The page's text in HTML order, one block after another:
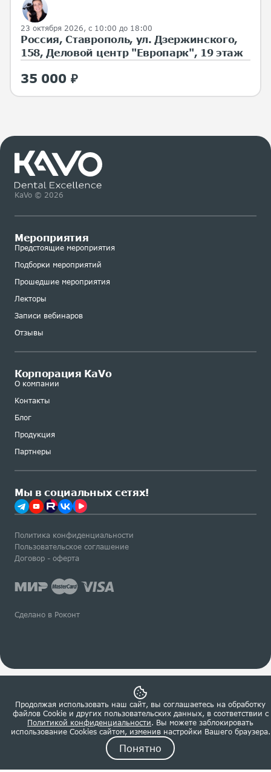
23 октября 2026, с 10:00 до 18:00
Россия, Ставрополь, ул. Дзержинского,
158, Деловой центр "Европарк", 19 этаж
35 000 ₽
KaVo © 2026
Мероприятия
Предстоящие мероприятия
Подборки мероприятий
Прошедшие мероприятия
Лекторы
Записи вебинаров
Отзывы
Корпорация KaVo
О компании
Контакты
Блог
Продукция
Партнеры
Мы в социальных сетях!
Политика конфиденциальности
Пользовательское соглашение
Договор - оферта
Сделано в Роконт
Продолжая использовать наш сайт, вы соглашаетесь на обработку
файлов Сookie и других пользовательских данных, в соответствии с
Политикой конфиденциальности. Вы можете заблокировать
использование Cookies сайтом, изменив настройки Вашего браузера.
Понятно